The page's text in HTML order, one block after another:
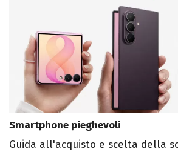
Smartphone pieghevoli
Guida all'acquisto e scelta della